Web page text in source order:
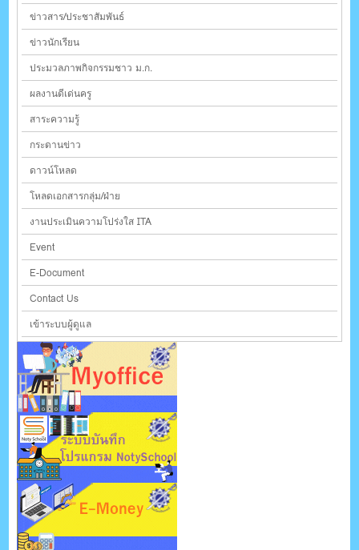
ข่าวสาร/ประชาสัมพันธ์
ข่าวนักเรียน
ประมวลภาพกิจกรรมชาว ม.ก.
ผลงานดีเด่นครู
สาระความรู้
กระดานข่าว
ดาวน์โหลด
โหลดเอกสารกลุ่ม/ฝ่าย
งานประเมินความโปร่งใส ITA
Event
E-Document
Contact Us
เข้าระบบผู้ดูแล